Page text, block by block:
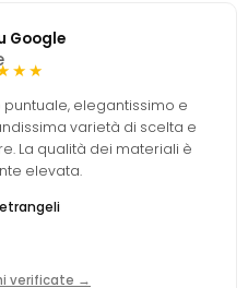
Google
elegantissimo e
varietà di scelta e
La qualità dei materiali è
elevata.
verificate →